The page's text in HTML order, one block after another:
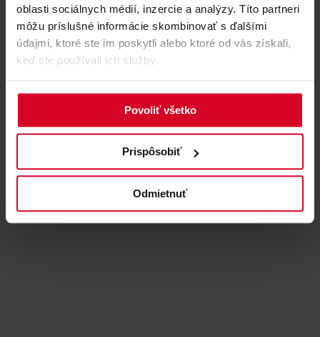
oblasti sociálnych médií, inzercie a analýzy. Títo partneri
môžu príslušné informácie skombinovať s ďalšími
údajmi, ktoré ste im poskytli alebo ktoré od vás získali,
keď ste používali ich služby.
Povoliť všetko
Prispôsobiť
Odmietnuť